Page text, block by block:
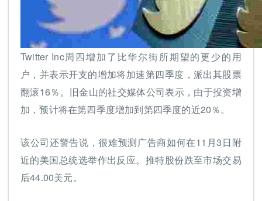
Twitter Inc周四增加了比华尔街所期望的更少的用
户，并表示开支的增加将加速第四季度，派出其股票
翻滚16％。旧金山的社交媒体公司表示，由于投资增
加，预计将在第四季度增加到第四季度的近20％。
该公司还警告说，很难预测广告商如何在11月3日附
近的美国总统选举作出反应。推特股份跌至市场交易
后44.00美元。